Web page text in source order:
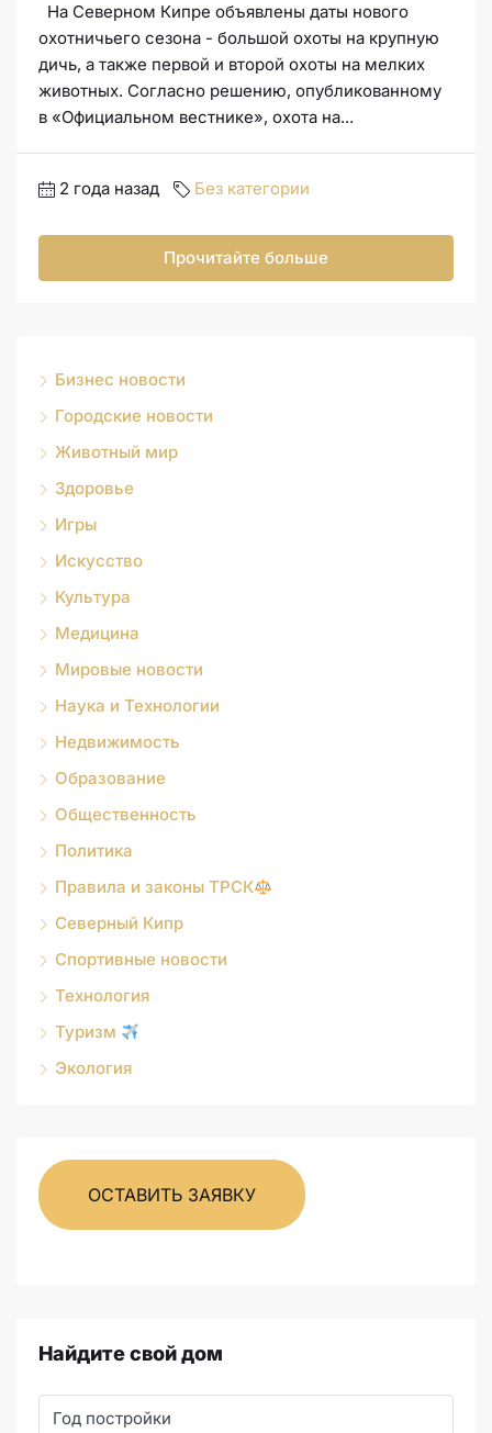
На Северном Кипре объявлены даты нового
охотничьего сезона - большой охоты на крупную
дичь, а также первой и второй охоты на мелких
животных. Согласно решению, опубликованному
в «Официальном вестнике», охота на...
2 года назад Без категории
Прочитайте больше
Бизнес новости
Городские новости
Животный мир
Здоровье
Игры
Искусство
Культура
Медицина
Мировые новости
Наука и Технологии
Недвижимость
Образование
Общественность
Политика
Правила и законы ТРСК
Северный Кипр
Спортивные новости
Технология
Туризм
Экология
ОСТАВИТЬ ЗАЯВКУ
Найдите свой дом